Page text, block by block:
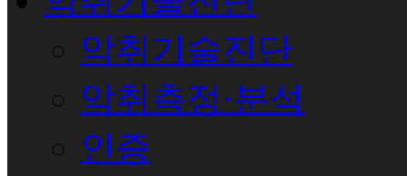
악취기술진단
악취측정·분석
인증